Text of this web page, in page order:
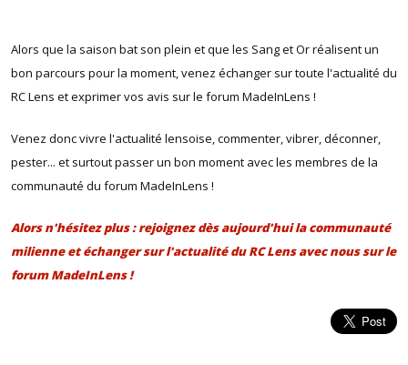
Alors que la saison bat son plein et que les Sang et Or réalisent un
bon parcours pour la moment, venez échanger sur toute l'actualité du
RC Lens et exprimer vos avis sur le forum MadeInLens !
Venez donc vivre l'actualité lensoise, commenter, vibrer, déconner,
pester... et surtout passer un bon moment avec les membres de la
communauté du forum MadeInLens !
Alors n'hésitez plus : rejoignez dès aujourd'hui la communauté
milienneet échanger sur l'actualité du RC Lens avec nous sur le
forum MadeInLens !